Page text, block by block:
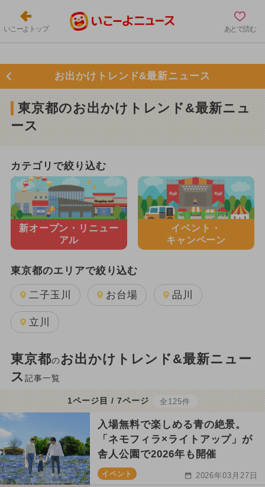
いこーよトップ あとで読む
お出かけトレンド&最新ニュース
東京都のお出かけトレンド&最新ニュ
ース
カテゴリで絞り込む
新オープン・ リニュー
アル
イベント・
キャンペーン
東京都のエリアで絞り込む
二子玉川 お台場 品川
立川
東京都のお出かけトレンド&最新ニュー
ス 記事一覧
1ページ目 / 7ページ 全125件
入場無料で楽しめる青の絶景。
「ネモフィラ×ライトアップ」が
舎人公園で2026年も開催
イベント 2026年03月27日